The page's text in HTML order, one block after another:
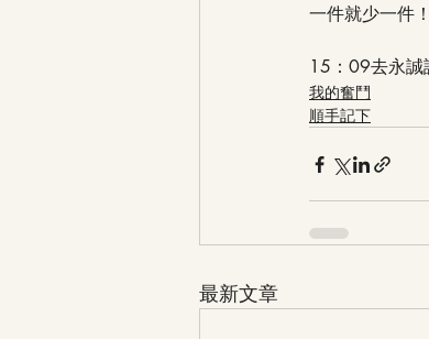
一件就少一件！
15：09去永誠
我的奮鬥
順手記下
最新文章